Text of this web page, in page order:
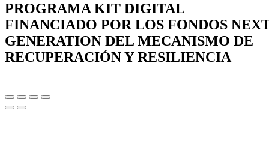
PROGRAMA KIT DIGITAL
FINANCIADO POR LOS FONDOS
GENERATION DEL MECANISMO DE
RECUPERACIÓN Y RESILIENCIA